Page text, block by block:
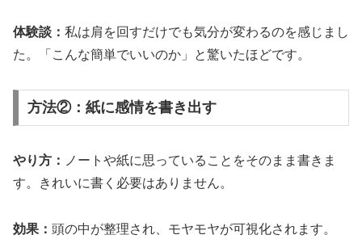
体験談： 私は肩を回すだけでも気分が変わるのを感じまし
た。「こんな簡単でいいのか」と驚いたほどです。
方法②：紙に感情を書き出す
やり方： ノートや紙に思っていることをそのまま書きま
す。きれいに書く必要はありません。
効果： 頭の中が整理され、モヤモヤが可視化されます。